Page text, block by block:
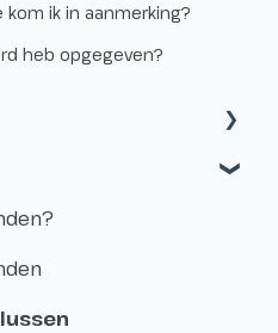
ik in aanmerking?
heb opgegeven?